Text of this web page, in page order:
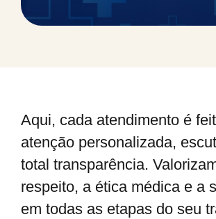
Aqui, cada atendimento é
atenção personalizada,
total transparência.
respeito, a ética médica e a
em todas as etapas do seu